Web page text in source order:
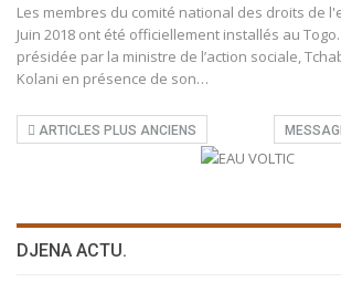
Les membres du comité national des droits de
Juin 2018 ont été officiellement installés au Togo.
présidée par la ministre de l’action sociale,
Kolani en présence de son…
ARTICLES PLUS ANCIENS
DJENA ACTU.